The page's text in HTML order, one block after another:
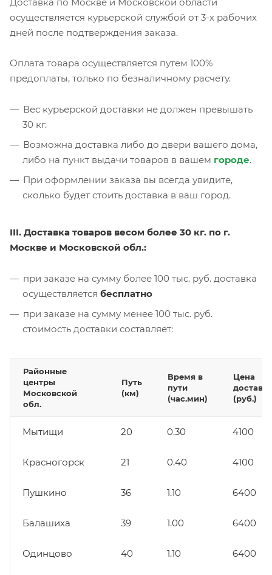
осуществляется курьерской службой от 3-х рабочих
дней после подтверждения заказа.
Оплата товара осуществляется путем 100%
предоплаты, только по безналичному расчету.
Вес курьерской доставки не должен превышать
30 кг.
Возможна доставка либо до двери вашего дома,
либо на пункт выдачи товаров в вашем городе.
При оформлении заказа вы всегда увидите,
сколько будет стоить доставка в ваш город.
III. Доставка товаров весом более 30 кг. по г.
Москве и Московской обл.:
при заказе на сумму более 100 тыс. руб. доставка
осуществляется бесплатно
при заказе на сумму менее 100 тыс. руб.
стоимость доставки составляет:
Районные
центры
Московской
обл.
Путь
(км)
Время в
пути
(час.мин)
Цена
(руб.)
Мытищи 20 0.30 4100
Красногорск 21 0.40 4100
Пушкино 36 1.10 6400
Балашиха 39 1.00 6400
Одинцово 40 1.10 6400